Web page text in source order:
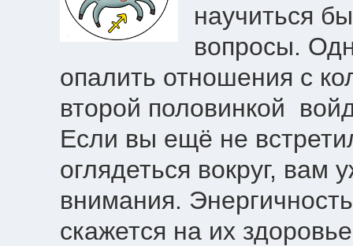
научиться
вопросы.
опалить отношения с
второй половинкой
Если вы ещё не
оглядеться вокруг, вам
внимания.
скажется на их